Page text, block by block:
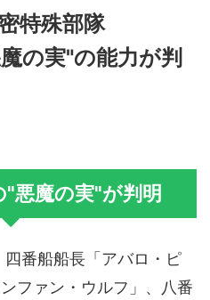
特殊部隊
の実"の能力が判
悪魔の実"が判明
番船船長「アバロ・ピ
ファン・ウルフ」、八番